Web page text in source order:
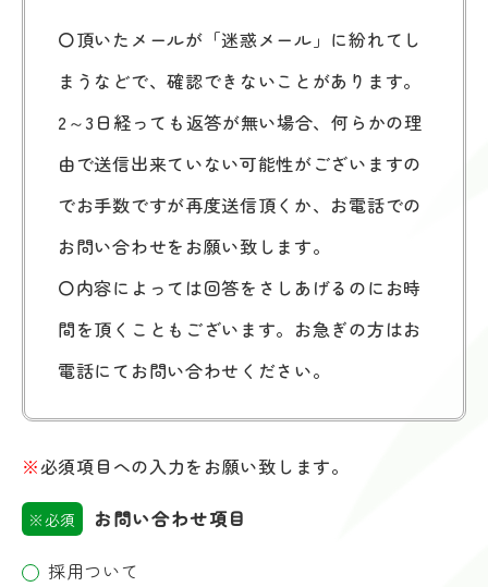
〇頂いたメールが「迷惑メール」に紛れてし
まうなどで、確認できないことがあります。
2～3日経っても返答が無い場合、何らかの理
由で送信出来ていない可能性がございますの
でお手数ですが再度送信頂くか、お電話での
お問い合わせをお願い致します。
〇内容によっては回答をさしあげるのにお時
間を頂くこともございます。お急ぎの方はお
電話にてお問い合わせください。
※必須項目への入力をお願い致します。
※必須
お問い合わせ項目
採用ついて